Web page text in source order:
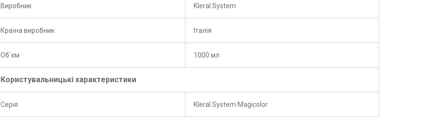
Виробник Kleral System
Країна виробник Італія
Об`єм 1000 мл
Користувальницькі характеристики
Серія Kleral System Magicolor